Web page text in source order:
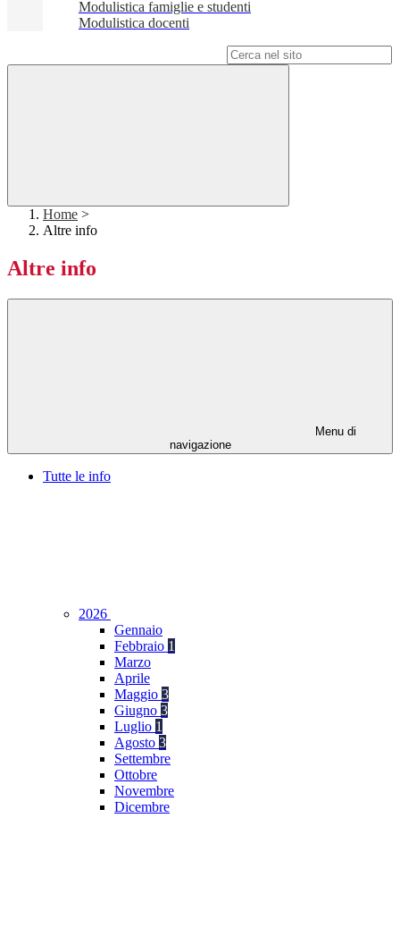
Modulistica famiglie e studenti
Modulistica docenti
Home >
Altre info
Altre info
Menu di
navigazione
Tutte le info
2026
Gennaio
Febbraio 1
Marzo
Aprile
Maggio 3
Giugno 3
Luglio 1
Agosto 3
Settembre
Ottobre
Novembre
Dicembre